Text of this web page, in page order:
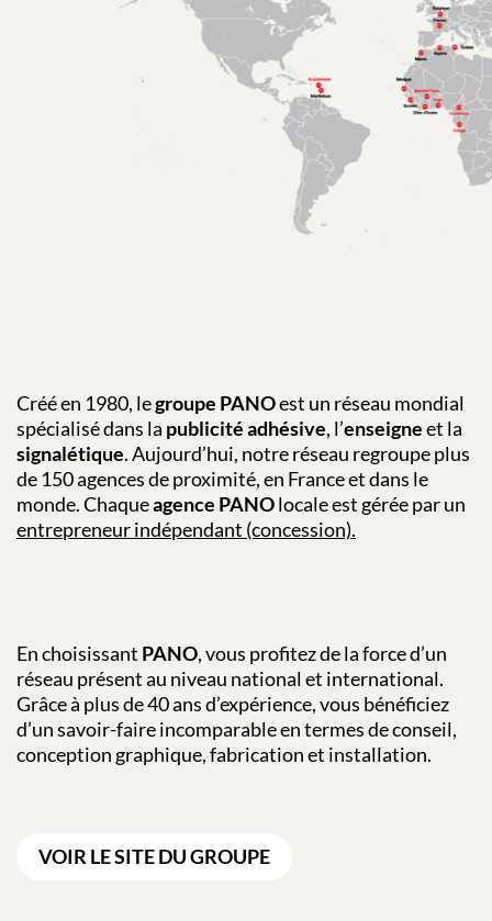
Créé en 1980, legroupe PANOest un réseau mondial
spécialisé dans la publicité adhésive, l’enseigneet la
signalétique. Aujourd’hui, notre réseau regroupe plus
de 150 agences de proximité, en France et dans le
monde. Chaqueagence PANOlocale est gérée par un
entrepreneur indépendant (concession).
En choisissant PANO, vous profitez de la force d’un
réseau présent au niveau national et international.
Grâce à plus de 40 ans d’expérience, vous bénéficiez
d’un savoir-faire incomparable en termes de conseil,
conception graphique, fabrication et installation.
VOIR LE SITE DU GROUPE